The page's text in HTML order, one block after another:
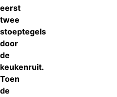
eerst
twee
stoeptegels
door
de
keukenruit.
Toen
de